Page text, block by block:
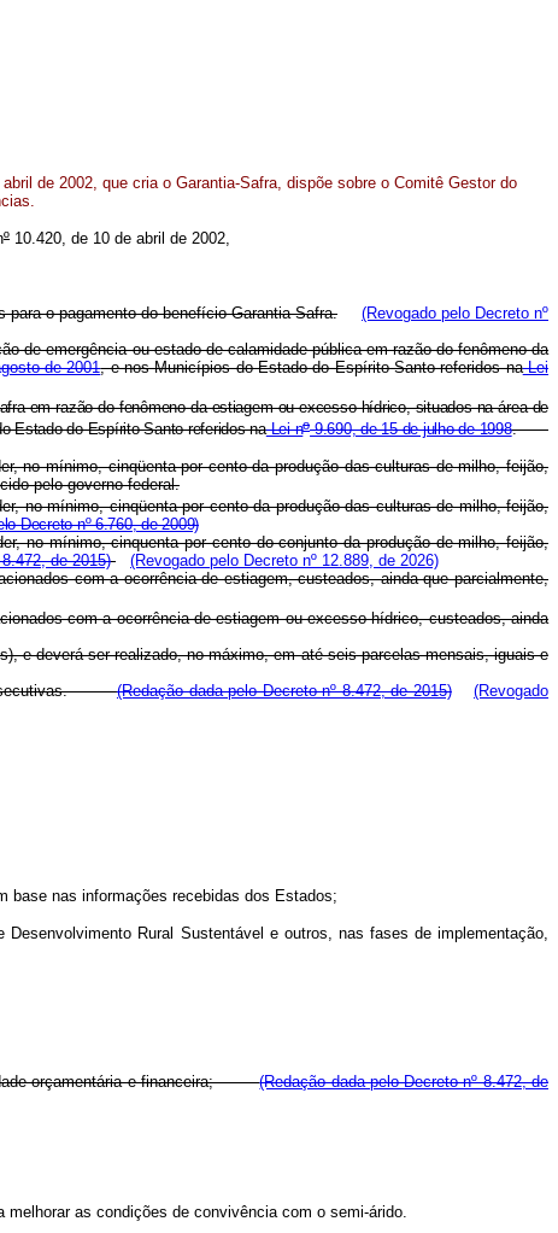
de 2002, que cria o Garantia-Safra, dispõe sobre o Comitê Gestor do
º 10.420, de 10 de abril de 2002,
o pagamento do benefício Garantia-Safra.
(Revogado pelo Decreto nº
de emergência ou estado de calamidade pública em razão do fenômeno da
de 2001, e nos Municípios do Estado do Espírito Santo referidos naLei
em razão do fenômeno da estiagem ou excesso hídrico, situados na área de
Estado do Espírito Santo referidos naLei no9.690, de 15 de julho de 1998.
no mínimo, cinqüenta por cento da produção das culturas de milho, feijão,
pelo governo federal.
no mínimo, cinqüenta por cento da produção das culturas de milho, feijão,
Decreto nº 6.760, de 2009)
no mínimo, cinquenta por cento do conjunto da produção de milho, feijão,
de 2015)
(Revogado pelo Decreto nº 12.889, de 2026)
com a ocorrência de estiagem, custeados, ainda que parcialmente,
com a ocorrência de estiagem ou excesso hídrico, custeados, ainda
e deverá ser realizado, no máximo, em até seis parcelas mensais, iguais e
consecutivas.(Redação dada pelo Decreto nº 8.472, de 2015)
(Revogado
base nas informações recebidas dos Estados;
Rural Sustentável e outros, nas fases de implementação,
orçamentária e financeira;(Redação dada pelo Decreto nº 8.472, de
as condições de convivência com o semi-árido.